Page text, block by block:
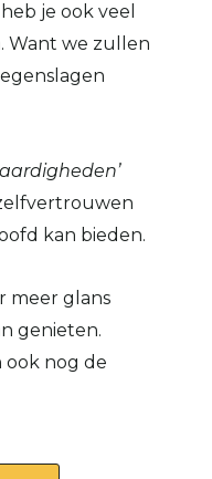
je ook veel
Want we zullen
kan bieden.
meer glans
genieten.
ook nog de